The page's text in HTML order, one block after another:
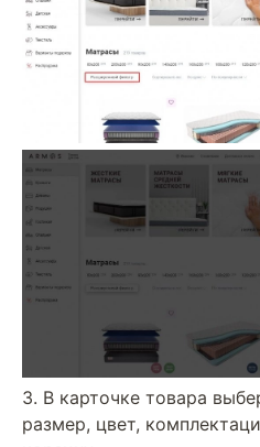
3. В карточке товара
размер, цвет,